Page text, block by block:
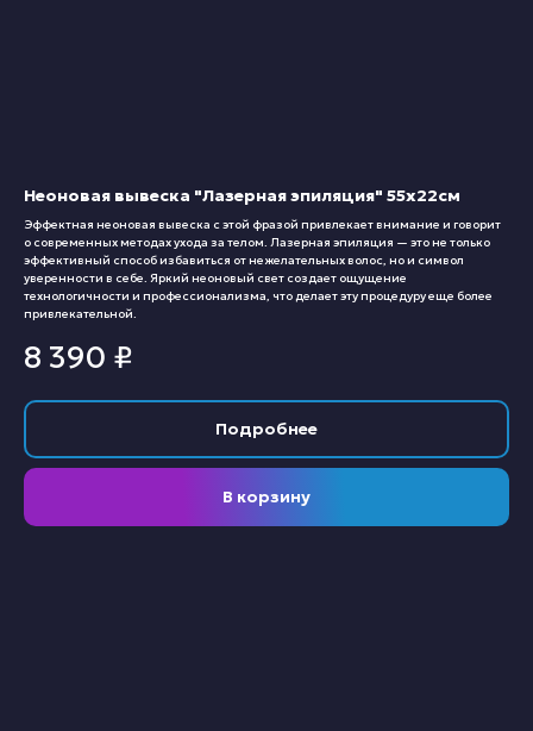
Неоновая вывеска "Лазерная эпиляция" 55х22см
Эффектная неоновая вывеска с этой фразой привлекает внимание и говорит
о современных методах ухода за телом. Лазерная эпиляция — это не только
эффективный способ избавиться от нежелательных волос, но и символ
уверенности в себе. Яркий неоновый свет создает ощущение
технологичности и профессионализма, что делает эту процедуру еще более
привлекательной.
8 390 ₽
Подробнее
В корзину